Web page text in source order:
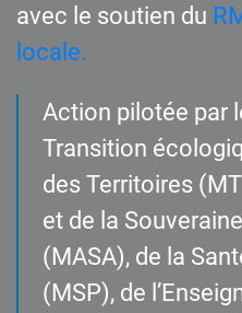
avec le soutien du
locale.
Action pilotée par
Transition
des Territoires
et de la
(MASA), de la
(MSP), de